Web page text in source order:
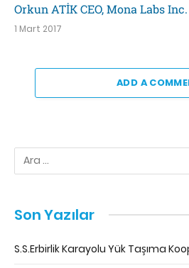
Orkun ATİK CEO, Mona Labs
1 Mart 2017
ADD A
Son Yazılar
S.S.Erbirlik Karayolu Yük Taşıma